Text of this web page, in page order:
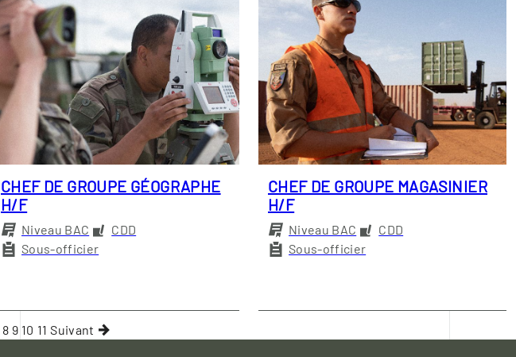
CHEF DE GROUPE GÉOGRAPHE
H/F
Niveau BAC
CDD
Sous-officier
CHEF DE GROUPE MAGASINIER
H/F
Niveau BAC
CDD
Sous-officier
8 9 10 11 Suivant